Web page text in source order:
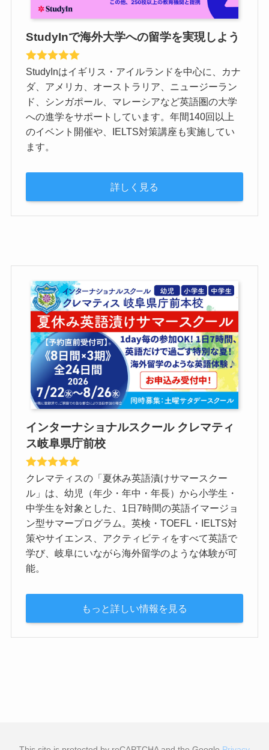
StudyInで海外大学への留学を実現しよう
StudyInはイギリス・アイルランドを中心に、カナ
ダ、アメリカ、オーストラリア、ニュージーラン
ド、シンガポール、マレーシアなど英語圏の大学
への進学をサポートしています。年間140回以上
のイベント開催や、IELTS対策講座も実施してい
ます。
詳しく見る
インターナショナルスクール クレマティ
ス岐阜県庁前校
クレマティスの「夏休み英語漬けサマースクー
ル」は、幼児（年少・年中・年長）から小学生・
中学生を対象とした、1日7時間の英語イマージョ
ン型サマープログラム。英検・TOEFL・IELTS対
策やサイエンス、アクティビティをすべて英語で
学び、岐阜にいながら海外留学のような体験が可
能。
もっと詳しい情報を見る